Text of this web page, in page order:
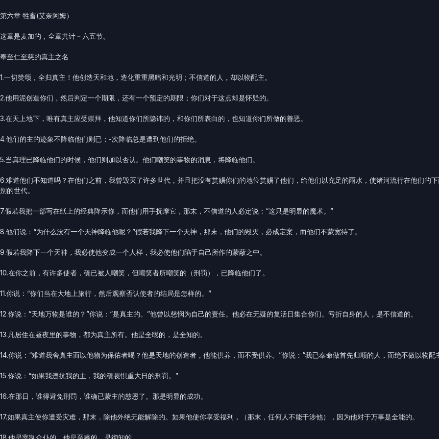
第六章 牲畜(艾奈阿姆）
这章是麦加的，全章共计－六五节。
奉至仁至慈的真主之名
1.一切赞颂，全归真主！他创造天和地，造化重重黑暗和光明；不信道的人，却以物配主。
2.他用泥创造你们，然后判定一个期限，还有一个预定的期限；你们对于这点却是怀疑的。
3.在天上地下，唯有真主应受崇拜，他知道你们所隐讳的，和你们所表白的，也知道你们所做的善恶。
4.他们的主的迹象不降临他们则已；-次降临总是遭到他们的拒绝。
5.当真理已降临他们的时候，他们则加以否认。他们嘲笑的事物的消息，将降临他们。
6.难道他们不知道吗？在他们之前，我曾毁灭了许多世代，并且把没有赏赐你们的地位赏赐了他们，给他们以充足的雨水，使诸河流行在他们的
别的世代。
7.假若我把一部写在纸上的经典降示你，而他们用手抚摩它，那末，不信道的人必定说：“这只是明显的魔术。”
8.他们说：“为什么没有一个天神降临他呢？”假若我降下一个天神，那末，他们的毁灭，必成定案，而他们不蒙宽待了。
9.假若我降下一个天神，我必使他变成一个人样，我必使他们陷于自己所作的蒙蔽之中。
10.在你之前，有许多使者，确已被人嘲笑，但嘲笑者所嘲笑的（刑罚），已降临他们了。
11.你说：“你们当在大地上旅行，然后观察否认使者的结局是怎样的。”
12.你说：“天地万物是谁的？”你说：“是真主的。”他曾以慈悯为自己的责任。他必在无疑的复活日集合你们。亏折自身的人，是不信道的。
13.凡居住在昼夜里的事物，都为真主所有。他是全聪的，是全知的。
14.你说：“难道我舍真主而以他物为保佑者喝？他是天地的创造者，他能供养，而不受供养。”你说：“我已奉命做首先归顺的人，而绝不做以物配
15.你说：“如果我违抗我的主，我的确畏惧重大日的刑罚。”
16.在那日，谁得避免刑罚，谁确已蒙主的慈恩了。那是明显的成功。
17.如果真主使你遭受灾难，那末，除他外绝无能解除的。如果他使你享受福利，（那末，任何人不能干涉他），因为他对于万事是全能的。
18.他是宰制众仆的。他是至睿的，是彻知的。